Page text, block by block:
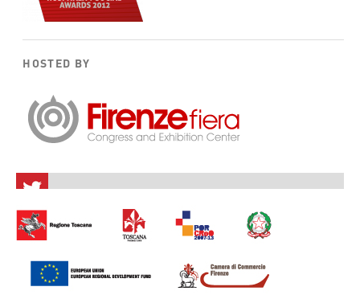
HOSTED BY